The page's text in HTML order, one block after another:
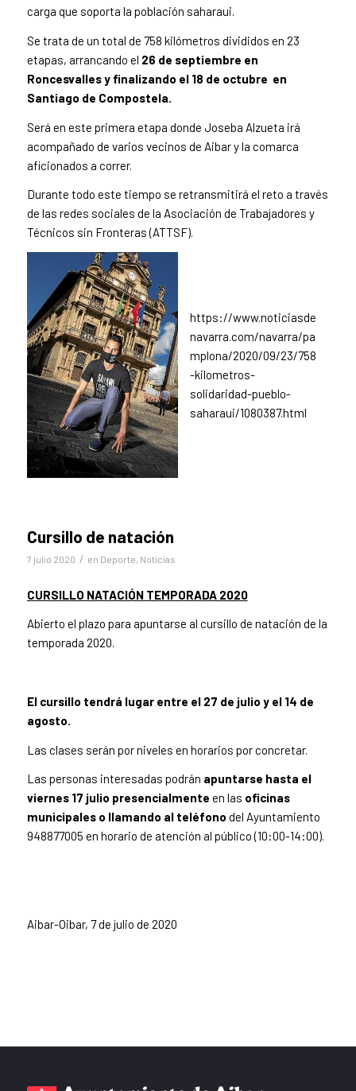
carga que soporta la población saharaui.
Se trata de un total de 758 kilómetros divididos en 23
etapas, arrancando el 26 de septiembre en
Roncesvalles y finalizando el 18 de octubre en
Santiago de Compostela.
Será en este primera etapa donde Joseba Alzueta irá
acompañado de varios vecinos de Aibar y la comarca
aficionados a correr.
Durante todo este tiempo se retransmitirá el reto a través
de las redes sociales de la Asociación de Trabajadores y
Técnicos sin Fronteras (ATTSF).
https://www.noticiasde
navarra.com/navarra/pa
mplona/2020/09/23/758
-kilometros-
solidaridad-pueblo-
saharaui/1080387.html
Cursillo de natación
7 julio 2020 / en Deporte, Noticias
CURSILLO NATACIÓN TEMPORADA 2020
Abierto el plazo para apuntarse al cursillo de natación de la
temporada 2020.
El cursillo tendrá lugar entre el 27 de julio y el 14 de
agosto.
Las clases serán por niveles en horarios por concretar.
Las personas interesadas podrán apuntarse hasta el
viernes 17 julio presencialmente en las oficinas
municipales o llamando al teléfono del Ayuntamiento
948877005 en horario de atención al público (10:00-14:00).
Aibar-Oibar, 7 de julio de 2020